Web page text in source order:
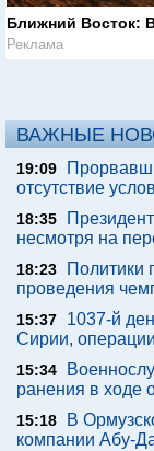
Ближний Восток:
Реклама
ВАЖНЫЕ
19:09
отсутствие
18:35
несмотря на
18:23
Политики
проведения
15:37
1037-й
Сирии,
15:34
ранения в ходе
15:18
В
компании Абу-